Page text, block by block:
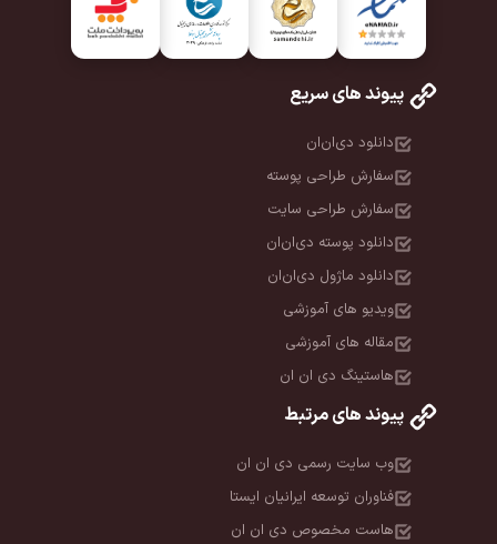
پیوند های سریع
دانلود دی‌ان‌ان
سفارش طراحی پوسته
سفارش طراحی سایت
دانلود پوسته دی‌ان‌ان
دانلود ماژول دی‌ان‌ان
ویدیو های آموزشی
مقاله های آموزشی
هاستینگ دی ان ان
پیوند های مرتبط
وب سایت رسمی دی ان ان
فناوران توسعه ایرانیان ایستا
هاست مخصوص دی ان ان